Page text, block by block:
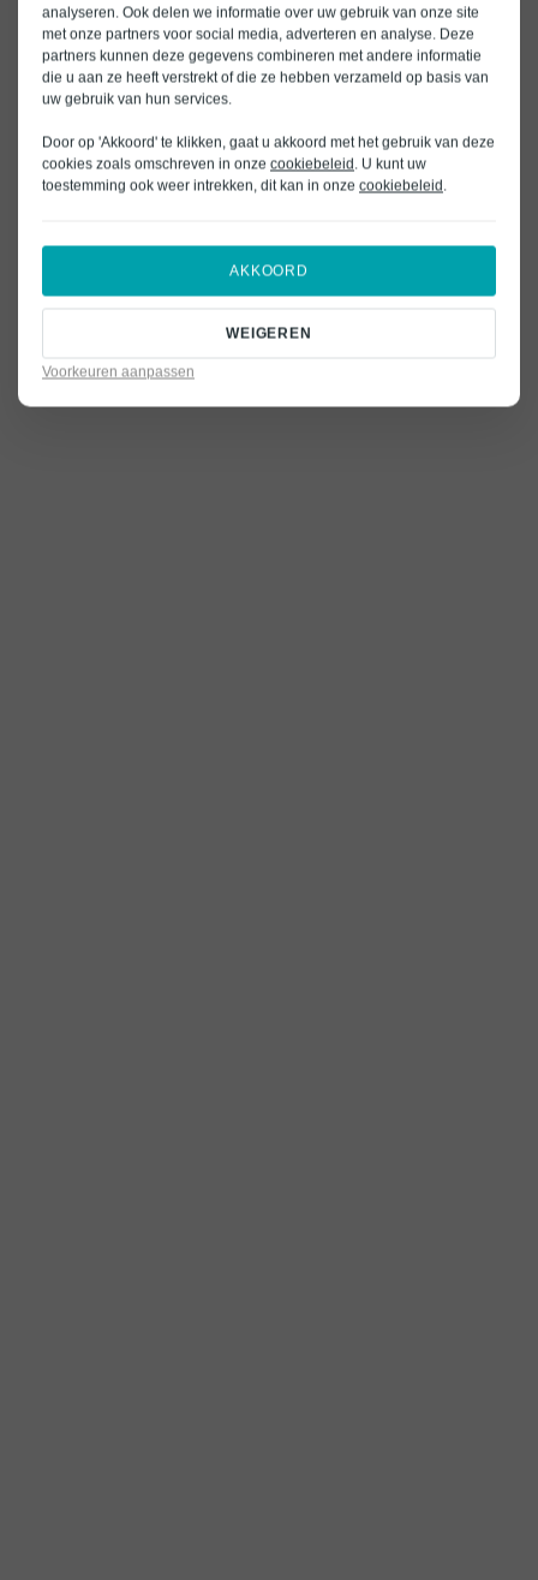
analyseren. Ook delen we informatie over uw gebruik van onze site
met onze partners voor social media, adverteren en analyse. Deze
partners kunnen deze gegevens combineren met andere informatie
die u aan ze heeft verstrekt of die ze hebben verzameld op basis van
uw gebruik van hun services.
Door op 'Akkoord' te klikken, gaat u akkoord met het gebruik van deze
cookies zoals omschreven in onze cookiebeleid. U kunt uw
toestemming ook weer intrekken, dit kan in onze cookiebeleid.
AKKOORD
WEIGEREN
Voorkeuren aanpassen